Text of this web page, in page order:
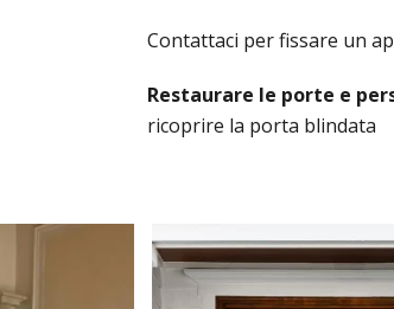
Contattaci per fissare un
Restaurare le porte e
ricoprire la porta blindata